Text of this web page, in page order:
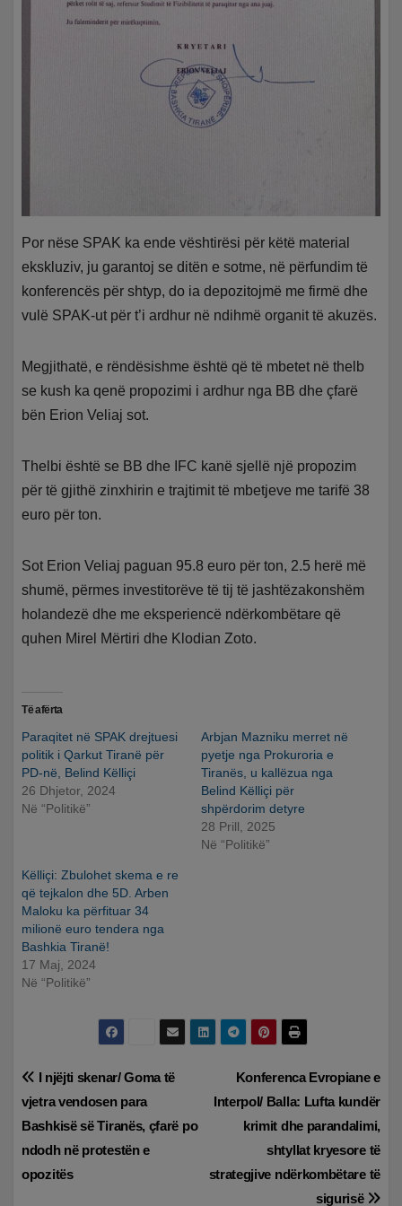
Por nëse SPAK ka ende vështirësi për këtë material
ekskluziv, ju garantoj se ditën e sotme, në përfundim të
konferencës për shtyp, do ia depozitojmë me firmë dhe
vulë SPAK-ut për t’i ardhur në ndihmë organit të akuzës.
Megjithatë, e rëndësishme është që të mbetet në thelb
se kush ka qenë propozimi i ardhur nga BB dhe çfarë
bën Erion Veliaj sot.
Thelbi është se BB dhe IFC kanë sjellë një propozim
për të gjithë zinxhirin e trajtimit të mbetjeve me tarifë 38
euro për ton.
Sot Erion Veliaj paguan 95.8 euro për ton, 2.5 herë më
shumë, përmes investitorëve të tij të jashtëzakonshëm
holandezë dhe me eksperiencë ndërkombëtare që
quhen Mirel Mërtiri dhe Klodian Zoto.
Të afërta
Paraqitet në SPAK drejtuesi
politik i Qarkut Tiranë për
PD-në, Belind Këlliçi
26 Dhjetor, 2024
Në “Politikë”
Arbjan Mazniku merret në
pyetje nga Prokuroria e
Tiranës, u kallëzua nga
Belind Këlliçi për
shpërdorim detyre
28 Prill, 2025
Në “Politikë”
Këlliçi: Zbulohet skema e re
që tejkalon dhe 5D. Arben
Maloku ka përfituar 34
milionë euro tendera nga
Bashkia Tiranë!
17 Maj, 2024
Në “Politikë”
Lëvizje
te
postimet
Konferenca Evropiane e
Interpol/ Balla: Lufta kundër
krimit dhe parandalimi,
shtyllat kryesore të
strategjive ndërkombëtare të
sigurisë
I njëjti skenar/ Goma të
vjetra vendosen para
Bashkisë së Tiranës, çfarë po
ndodh në protestën e
opozitës